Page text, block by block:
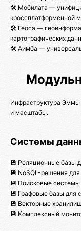
🛠️ Мобилата —
кроссплатформенной
🛠️ Геоса —
картографических
🛠️ Аимба —
Инфраструктура Эммы
и масштабы.
Системы
💾 Реляционные базы
💾 NoSQL-решения для
💾 Поисковые системы
💾 Графовые базы для
💾 Векторные
💾 Комплексный